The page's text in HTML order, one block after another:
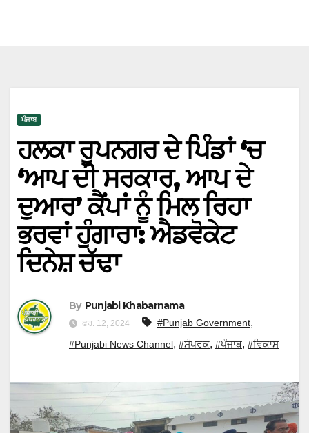
ਪੰਜਾਬ
ਹਲਕਾ ਰੂਪਨਗਰ ਦੇ ਪਿੰਡਾਂ ‘ਚ
‘ਆਪ ਦੀ ਸਰਕਾਰ, ਆਪ ਦੇ
ਦੁਆਰ’ ਕੈਂਪਾਂ ਨੂੰ ਮਿਲ ਰਿਹਾ
ਭਰਵਾਂ ਹੁੰਗਾਰਾ: ਐਡਵੋਕੇਟ
ਦਿਨੇਸ਼ ਚੱਢਾ
By Punjabi Khabarnama
ਫਰ. 12, 2024 #Punjab Government,
#Punjabi News Channel, #ਸੰਪਰਕ, #ਪੰਜਾਬ, #ਵਿਕਾਸ